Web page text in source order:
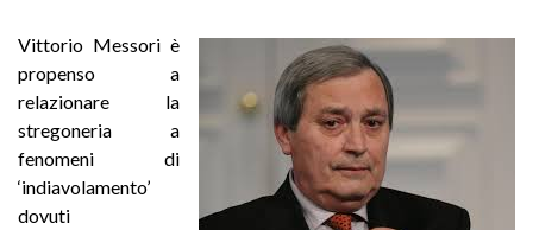
Vittorio Messori è
propenso a
relazionare la
stregoneria a
fenomeni di
‘indiavolamento’
dovuti